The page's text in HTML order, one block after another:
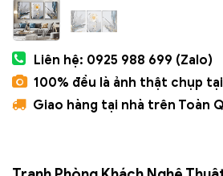
Liên hệ: 0925 988 699 (Zalo)
100% đều là ảnh thật chụp
Giao hàng tại nhà trên Toàn